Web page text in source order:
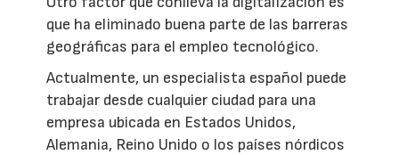
que ha eliminado buena parte de las barreras
geográficas para el empleo tecnológico.
Actualmente, un especialista español puede
trabajar desde cualquier ciudad para una
empresa ubicada en Estados Unidos,
Alemania, Reino Unido o los países nórdicos